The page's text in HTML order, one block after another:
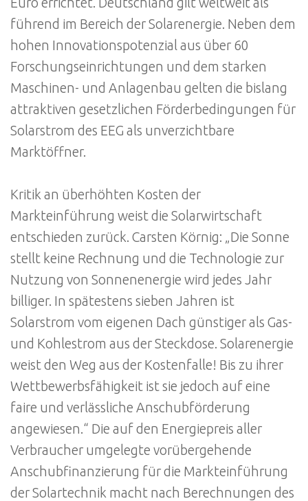
führend im Bereich der Solarenergie. Neben dem
hohen Innovationspotenzial aus über 60
Forschungseinrichtungen und dem starken
Maschinen- und Anlagenbau gelten die bislang
attraktiven gesetzlichen Förderbedingungen für
Solarstrom des EEG als unverzichtbare
Marktöffner.
Kritik an überhöhten Kosten der
Markteinführung weist die Solarwirtschaft
entschieden zurück. Carsten Körnig: „Die Sonne
stellt keine Rechnung und die Technologie zur
Nutzung von Sonnenenergie wird jedes Jahr
billiger. In spätestens sieben Jahren ist
Solarstrom vom eigenen Dach günstiger als Gas-
und Kohlestrom aus der Steckdose. Solarenergie
weist den Weg aus der Kostenfalle! Bis zu ihrer
Wettbewerbsfähigkeit ist sie jedoch auf eine
faire und verlässliche Anschubförderung
angewiesen.“ Die auf den Energiepreis aller
Verbraucher umgelegte vorübergehende
Anschubfinanzierung für die Markteinführung
der Solartechnik macht nach Berechnungen des